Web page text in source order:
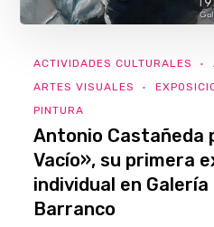
ACTIVIDADES CULTURALES
ARTES VISUALES
PINTURA
Antonio
Vacío», su primera
individual en Galería
Barranco